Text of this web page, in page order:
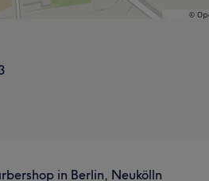
in Berlin, Neukölln